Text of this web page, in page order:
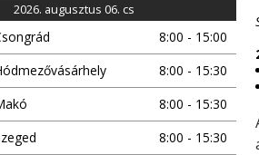
2026. augusztus 06. cs
8:00 - 15:00
8:00 - 15:30
8:00 - 15:30
8:00 - 15:30